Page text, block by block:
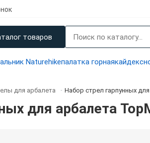
товаров
Naturehikeпалатка горнаякайдекс
для арбалета - Набор стрел гарпунных
для арбалета